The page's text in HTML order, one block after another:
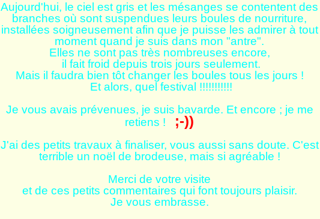
Aujourd'hui, le ciel est gris et les mésanges se contentent des
branches où sont suspendues leurs boules de nourriture,
installées soigneusement afin que je puisse les admirer à tout
moment quand je suis dans mon "antre".
Elles ne sont pas très nombreuses encore,
il fait froid depuis trois jours seulement.
Mais il faudra bien tôt changer les boules tous les jours !
Et alors, quel festival !!!!!!!!!!!
Je vous avais prévenues, je suis bavarde. Et encore ; je me
retiens ! ;-))
J'ai des petits travaux à finaliser, vous aussi sans doute. C'est
terrible un noël de brodeuse, mais si agréable !
Merci de votre visite
et de ces petits commentaires qui font toujours plaisir.
Je vous embrasse.